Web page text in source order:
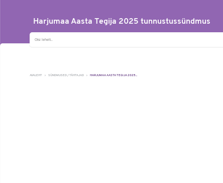
Harjumaa Aasta Tegija 2025 tunnustussündmus
Otsisõna
AVALEHT SÜNDMUSED / TÄHTAJAD HARJUMAA AASTA TEGIJA 2025...